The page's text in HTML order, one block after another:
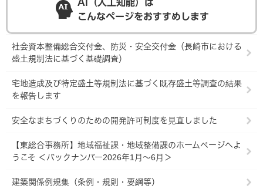
AI（人工知能）は
こんなページをおすすめします
社会資本整備総合交付金、防災・安全交付金（長崎市における
盛土規制法に基づく基礎調査）
宅地造成及び特定盛土等規制法に基づく既存盛土等調査の結果
を報告します
安全なまちづくりのための開発許可制度を見直しました
【東総合事務所】地域福祉課・地域整備課のホームページへよ
うこそ ＜バックナンバー2026年1月～6月＞
建築関係例規集（条例・規則・要綱等）